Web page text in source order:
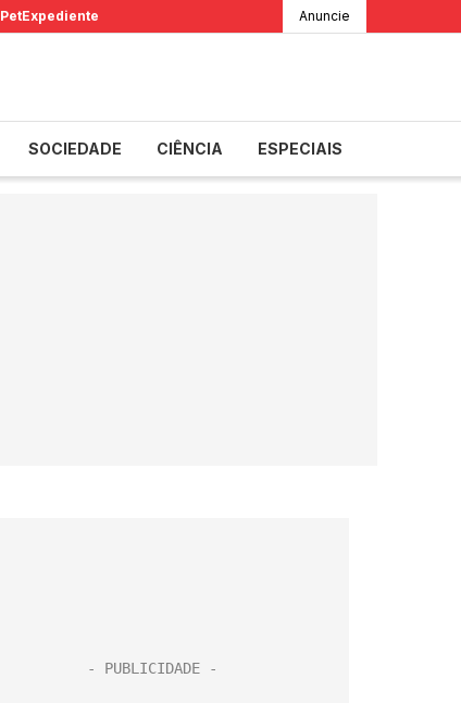
PetExpediente Anuncie
SOCIEDADE CIÊNCIA ESPECIAIS